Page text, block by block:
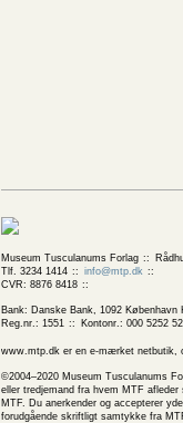
Museum Tusculanums Forlag
Tlf. 3234 1414
info@mtp.dk
CVR: 8876 8418
Bank: Danske Bank, 1092 København
Reg.nr.: 1551
Kontonr.: 000 5252
www.mtp.dk er en e-mærket netbutik,
©2004–2020 Museum Tusculanums
eller tredjemand fra hvem MTF
MTF. Du anerkender og accepterer
forudgående skriftligt samtykke fra